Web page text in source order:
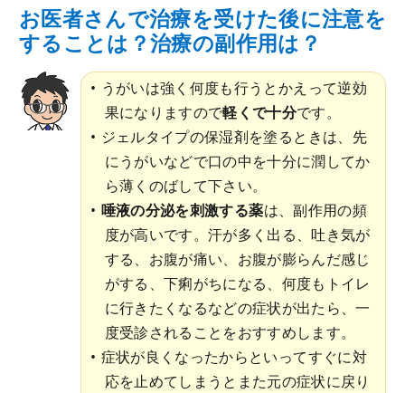
お医者さんで治療を受けた後に注意を
することは？治療の副作用は？
うがいは強く何度も行うとかえって逆効
果になりますので軽くで十分です。
ジェルタイプの保湿剤を塗るときは、先
にうがいなどで口の中を十分に潤してか
ら薄くのばして下さい。
唾液の分泌を刺激する薬は、副作用の頻
度が高いです。汗が多く出る、吐き気が
する、お腹が痛い、お腹が膨らんだ感じ
がする、下痢がちになる、何度もトイレ
に行きたくなるなどの症状が出たら、一
度受診されることをおすすめします。
症状が良くなったからといってすぐに対
応を止めてしまうとまた元の症状に戻り